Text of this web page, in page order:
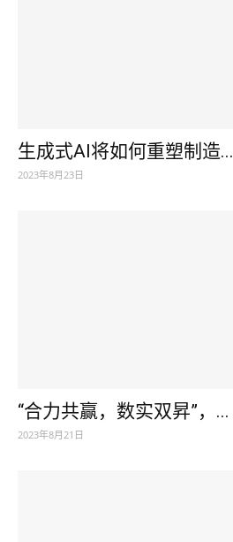
生成式AI将如何重塑制造...
2023年8月23日
“合力共赢，数实双昇”，...
2023年8月21日